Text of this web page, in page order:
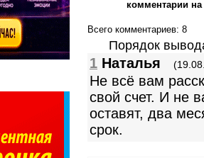
комментарии на
Всего комментариев: 8
Порядок
1 Наталья
Не всё вам
свой счет. И не
оставят, два
срок.